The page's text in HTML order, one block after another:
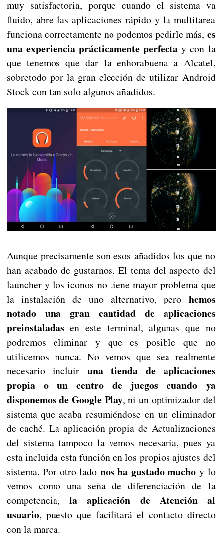
muy satisfactoria, porque cuando el sistema va
fluido, abre las aplicaciones rápido y la multitarea
funciona correctamente no podemos pedirle más, es
una experiencia prácticamente perfecta y con la
que tenemos que dar la enhorabuena a Alcatel,
sobretodo por la gran elección de utilizar Android
Stock con tan solo algunos añadidos.
Aunque precisamente son esos añadidos los que no
han acabado de gustarnos. El tema del aspecto del
launcher y los iconos no tiene mayor problema que
la instalación de uno alternativo, pero hemos
notado una gran cantidad de aplicaciones
preinstaladas en este terminal, algunas que no
podremos eliminar y que es posible que no
utilicemos nunca. No vemos que sea realmente
necesario incluiruna tienda de aplicaciones
propia o un centro de juegos cuando ya
disponemos de Google Play, ni un optimizador del
sistema que acaba resumiéndose en un eliminador
de caché. La aplicación propia de Actualizaciones
del sistema tampoco la vemos necesaria, pues ya
esta incluida esta función en los propios ajustes del
sistema. Por otro lado nos ha gustado mucho y lo
vemos como una seña de diferenciación de la
competencia, la aplicación de Atención al
usuario, puesto que facilitará el contacto directo
con la marca.